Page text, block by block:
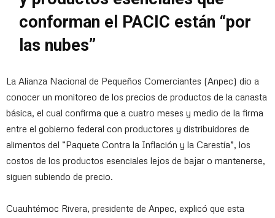
conforman el PACIC están “por
las nubes”
La Alianza Nacional de Pequeños Comerciantes (Anpec) dio a
conocer un monitoreo de los precios de productos de la canasta
básica, el cual confirma que a cuatro meses y medio de la firma
entre el gobierno federal con productores y distribuidores de
alimentos del “Paquete Contra la Inflación y la Carestía”, los
costos de los productos esenciales lejos de bajar o mantenerse,
siguen subiendo de precio.
Cuauhtémoc Rivera, presidente de Anpec, explicó que esta